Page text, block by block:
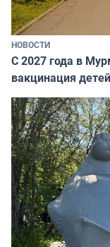
НОВОСТИ
С 2027 года в
вакцинация